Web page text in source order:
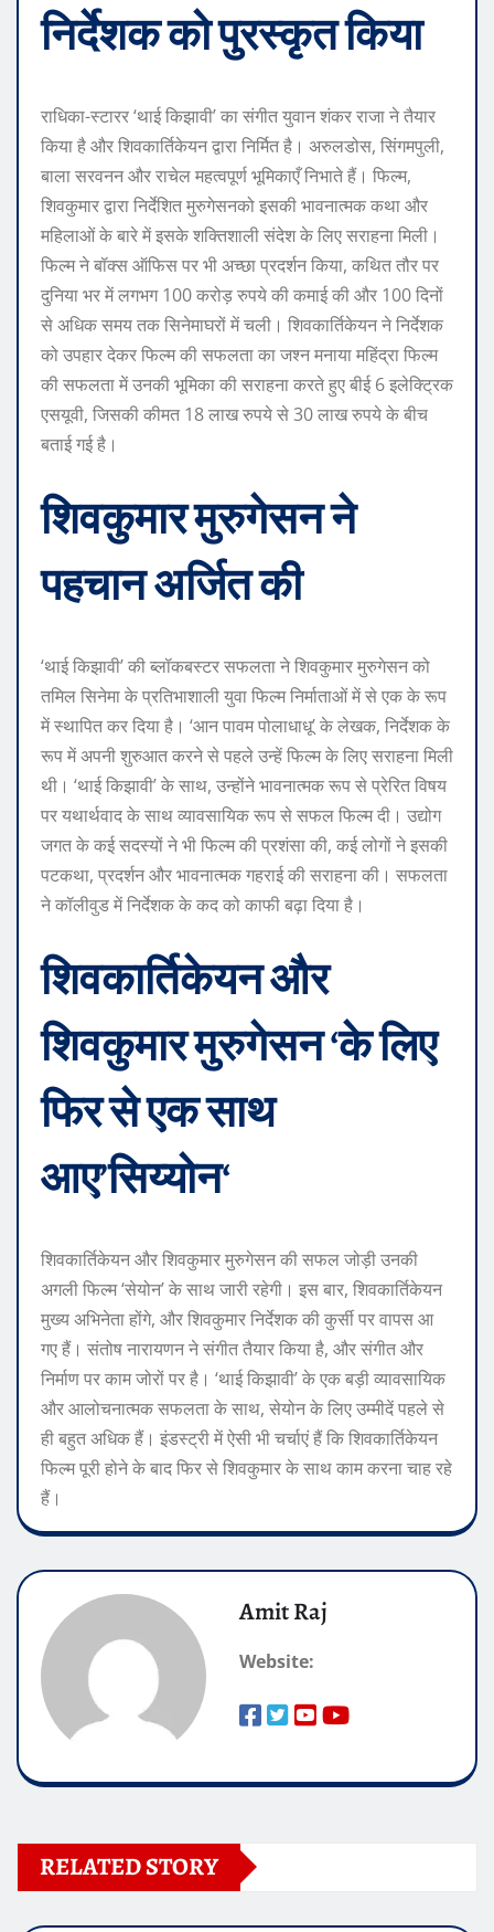
निर्देशक को पुरस्कृत किया
राधिका-स्टारर ‘थाई किझावी’ का संगीत युवान शंकर राजा ने तैयार
किया है और शिवकार्तिकेयन द्वारा निर्मित है। अरुलडोस, सिंगमपुली,
बाला सरवनन और राचेल महत्वपूर्ण भूमिकाएँ निभाते हैं। फिल्म,
शिवकुमार द्वारा निर्देशित मुरुगेसनको इसकी भावनात्मक कथा और
महिलाओं के बारे में इसके शक्तिशाली संदेश के लिए सराहना मिली।
फिल्म ने बॉक्स ऑफिस पर भी अच्छा प्रदर्शन किया, कथित तौर पर
दुनिया भर में लगभग 100 करोड़ रुपये की कमाई की और 100 दिनों
से अधिक समय तक सिनेमाघरों में चली। शिवकार्तिकेयन ने निर्देशक
को उपहार देकर फिल्म की सफलता का जश्न मनाया महिंद्रा फिल्म
की सफलता में उनकी भूमिका की सराहना करते हुए बीई 6 इलेक्ट्रिक
एसयूवी, जिसकी कीमत 18 लाख रुपये से 30 लाख रुपये के बीच
बताई गई है।
शिवकुमार मुरुगेसन ने
पहचान अर्जित की
‘थाई किझावी’ की ब्लॉकबस्टर सफलता ने शिवकुमार मुरुगेसन को
तमिल सिनेमा के प्रतिभाशाली युवा फिल्म निर्माताओं में से एक के रूप
में स्थापित कर दिया है। ‘आन पावम पोलाधाधू’ के लेखक, निर्देशक के
रूप में अपनी शुरुआत करने से पहले उन्हें फिल्म के लिए सराहना मिली
थी। ‘थाई किझावी’ के साथ, उन्होंने भावनात्मक रूप से प्रेरित विषय
पर यथार्थवाद के साथ व्यावसायिक रूप से सफल फिल्म दी। उद्योग
जगत के कई सदस्यों ने भी फिल्म की प्रशंसा की, कई लोगों ने इसकी
पटकथा, प्रदर्शन और भावनात्मक गहराई की सराहना की। सफलता
ने कॉलीवुड में निर्देशक के कद को काफी बढ़ा दिया है।
शिवकार्तिकेयन और
शिवकुमार मुरुगेसन ‘के लिए
फिर से एक साथ
आए’सिय्योन‘
शिवकार्तिकेयन और शिवकुमार मुरुगेसन की सफल जोड़ी उनकी
अगली फिल्म ‘सेयोन’ के साथ जारी रहेगी। इस बार, शिवकार्तिकेयन
मुख्य अभिनेता होंगे, और शिवकुमार निर्देशक की कुर्सी पर वापस आ
गए हैं। संतोष नारायणन ने संगीत तैयार किया है, और संगीत और
निर्माण पर काम जोरों पर है। ‘थाई किझावी’ के एक बड़ी व्यावसायिक
और आलोचनात्मक सफलता के साथ, सेयोन के लिए उम्मीदें पहले से
ही बहुत अधिक हैं। इंडस्ट्री में ऐसी भी चर्चाएं हैं कि शिवकार्तिकेयन
फिल्म पूरी होने के बाद फिर से शिवकुमार के साथ काम करना चाह रहे
हैं।
Amit Raj
Website:
RELATED STORY